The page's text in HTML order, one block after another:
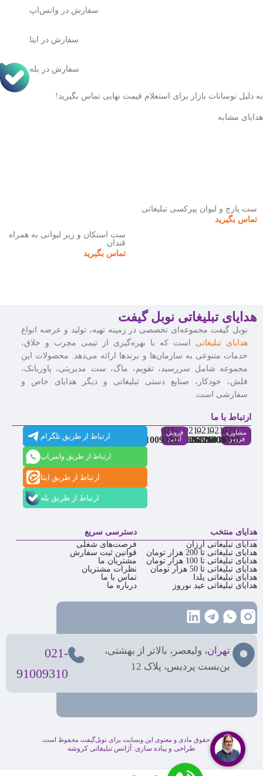
سفارش در واتس‌اپ
سفارش در ایتا
سفارش در بله
به دلیل نوسانات بازار برای استعلام قیمت نهایی تماس بگیرید!
هدایای مشابه
ست پارچ و لیوان پیرکسی تبلیغاتی
تماس بگیرید
ست استکان و زیر لیوانی به همراه
قندان
تماس بگیرید
هدایای تبلیغاتی نوبل گیفت
نوبل گیفت مجموعه‌ای تخصصی در زمینه تهیه، تولید و عرضه انواع
هدایای تبلیغاتی است که با بهره‌گیری از تیمی مجرب و خلاق،
خدمات متنوعی به سازمان‌ها و برندها ارائه می‌دهد. محصولات این
مجموعه شامل سررسید، تقویم، ماگ، ست مدیریتی، پاوربانک،
فلش، خودکار، صنایع دستی تبلیغاتی و دیگر هدایای خاص و
سفارشی است.
ارتباط با ما
مشاوره
فروش
021-
91009310
021-
86126036
021-
86126506
021-
88537803
فروش
آنلاین
021-
91009320
ارتباط از طریق تلگرام
ارتباط از طریق واتس‌اپ
ارتباط از طریق ایتا
ارتباط از طریق بله
هدایای منتخب
هدایای تبلیغاتی ارزان
هدایای تبلیغاتی تا 200 هزار تومان
هدایای تبلیغاتی تا 100 هزار تومان
هدایای تبلیغاتی تا 50 هزار تومان
هدایای تبلیغاتی یلدا
هدایای تبلیغاتی عید نوروز
دسترسی سریع
فرصت‌های شغلی
قوانین ثبت سفارش
مشتریان ما
نظرات مشتریان
تماس با ما
درباره ما
تهران، ولیعصر، بالاتر از بهشتی،
بن‌بست پردیس، پلاک 12
021-
91009310
کلیه حقوق مادی و معنوی این وبسایت برای نوبل‌گیفت محفوظ است.
طراحی و پیاده سازی: آژانس تبلیغاتی کروشه